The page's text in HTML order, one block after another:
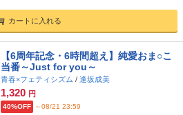
カートに入れる
【6周年記念・6時間超え】純愛おま○こ
当番～Just for you～
青春×フェティシズム / 逢坂成美
1,320 円
40%OFF ～08/21 23:59